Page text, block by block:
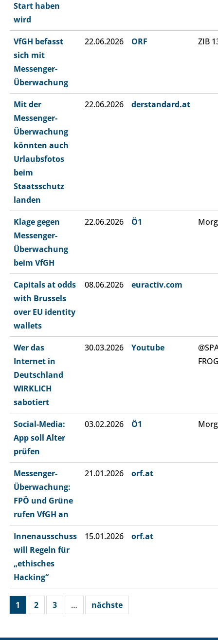
Start haben
wird
VfGH befasst
sich mit
Messenger-
Überwachung
22.06.2026 ORF ZIB
Mit der
Messenger-
Überwachung
könnten auch
Urlaubsfotos
beim
Staatsschutz
landen
22.06.2026 derstandard.at
Klage gegen
Messenger-
Überwachung
beim VfGH
22.06.2026 Ö1
Capitals at odds
with Brussels
over EU identity
wallets
08.06.2026 euractiv.com
Wer das
Internet in
Deutschland
WIRKLICH
sabotiert
30.03.2026 Youtube
Social-Media:
App soll Alter
prüfen
03.02.2026 Ö1
Messenger-
Überwachung:
FPÖ und Grüne
rufen VfGH an
21.01.2026 orf.at
Innenausschuss
will Regeln für
„ethisches
Hacking“
15.01.2026 orf.at
1 2 3 … nächste